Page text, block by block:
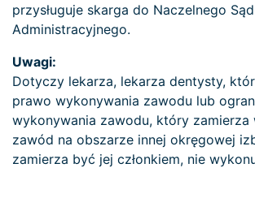
przysługuje skarga do Naczelnego
Administracyjnego.
Uwagi:
Dotyczy lekarza, lekarza dentysty,
prawo wykonywania zawodu lub
wykonywania zawodu, który zamierza
zawód na obszarze innej okręgowej
zamierza być jej członkiem, nie